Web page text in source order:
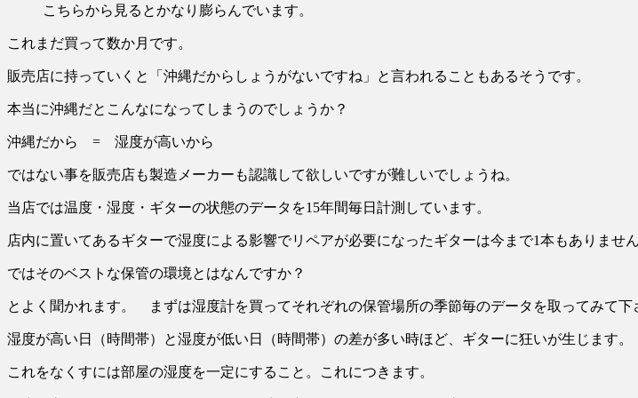
こちらから見るとかなり膨らんでいます。
これまだ買って数か月です。
販売店に持っていくと「沖縄だからしょうがないですね」と言われることもあるそうです。
本当に沖縄だとこんなになってしまうのでしょうか？
沖縄だから = 湿度が高いから
ではない事を販売店も製造メーカーも認識して欲しいですが難しいでしょうね。
当店では温度・湿度・ギターの状態のデータを15年間毎日計測しています。
店内に置いてあるギターで湿度による影響でリペアが必要になったギターは今まで1本もありませ
ではそのベストな保管の環境とはなんですか？
とよく聞かれます。 まずは湿度計を買ってそれぞれの保管場所の季節毎のデータを取ってみて下
湿度が高い日（時間帯）と湿度が低い日（時間帯）の差が多い時ほど、ギターに狂いが生じます。
これをなくすには部屋の湿度を一定にすること。これにつきます。